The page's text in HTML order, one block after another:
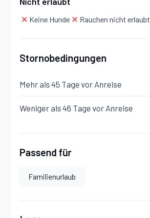
Stock 1
Schlafzimmer mit Bad:
Badewanne, Fön.
Keine Hunde Rauchen nicht erlaubt
Stornobedingungen
Mehr als 45 Tage vor Anreise
Weniger als 46 Tage vor Anreise
Passend für
Familienurlaub